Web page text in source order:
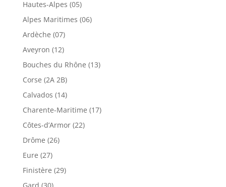
Hautes-Alpes (05)
Alpes Maritimes (06)
Ardèche (07)
Aveyron (12)
Bouches du Rhône (13)
Corse (2A 2B)
Calvados (14)
Charente-Maritime (17)
Côtes-d’Armor (22)
Drôme (26)
Eure (27)
Finistère (29)